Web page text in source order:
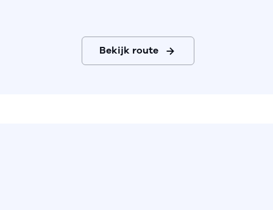
Bekijk route